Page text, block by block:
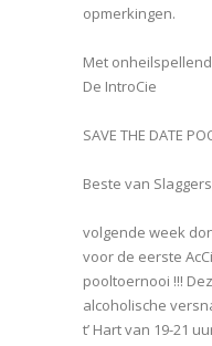
opmerkingen.
Met
De IntroCie
SAVE THE DATE
Beste van
volgende week
voor de eerste
pooltoernooi !!!
alcoholische
t’ Hart van 19-21